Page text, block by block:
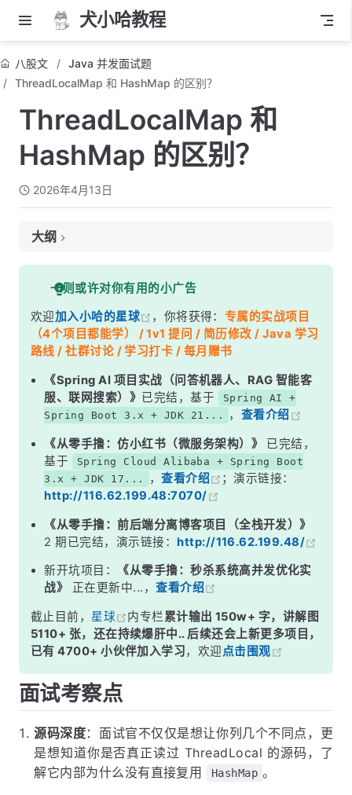
犬小哈教程
八股文
Java 并发面试题
ThreadLocalMap 和 HashMap 的区别？
ThreadLocalMap 和
HashMap 的区别？
2026年4月13日
大纲
面试考察点
核心答案
深度解析
一、哈希冲突解决方式——核心差异
二、Key 的设计——弱引用是关键
三、为什么 ThreadLocalMap 不直接用 HashMap？
面试高频追问
常见面试变体
总结
一则或许对你有用的小广告
欢迎加入小哈的星球 ，你将获得： 专属的实战项目
（4个项目都能学） / 1v1 提问 / 简历修改 / Java 学习
路线 / 社群讨论 / 学习打卡 / 每月赠书
《Spring AI 项目实战（问答机器人、RAG 智能客
服、联网搜索）》 已完结，基于
Spring AI +
Spring Boot 3.x + JDK 21...
， 查看介绍
《从零手撸：仿小红书（微服务架构）》
已完结，
基于
Spring Cloud Alibaba + Spring Boot
3.x + JDK 17...
，查看介绍
；演示链接：
http://116.62.199.48:7070/
《从零手撸：前后端分离博客项目（全栈开发）》
2 期已完结，演示链接：http://116.62.199.48/
新开坑项目：
《从零手撸：秒杀系统高并发优化实
战》
正在更新中...，查看介绍
截止目前， 星球 内专栏累计输出 150w+ 字，讲解图
5110+ 张，还在持续爆肝中.. 后续还会上新更多项目，
已有 4700+ 小伙伴加入学习，欢迎点击围观
面试考察点
源码深度：面试官不仅仅是想让你列几个不同点，更
是想知道你是否真正读过 ThreadLocal 的源码，了
解它内部为什么没有直接复用
HashMap 。